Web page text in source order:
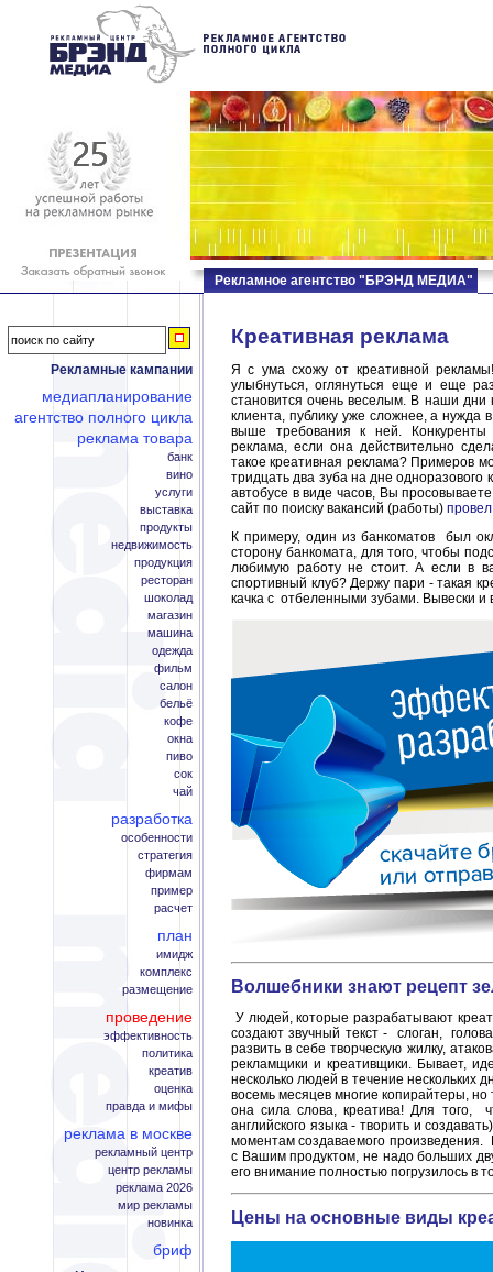
Рекламные кампании
медиапланирование
агентство полного цикла
реклама товара
банк
вино
услуги
выставка
продукты
недвижимость
продукция
ресторан
шоколад
магазин
машина
одежда
фильм
салон
бельё
кофе
окна
пиво
сок
чай
разработка
особенности
стратегия
фирмам
пример
расчет
план
имидж
комплекс
размещение
проведение
эффективность
политика
креатив
оценка
правда и мифы
реклама в москве
рекламный центр
центр рекламы
реклама 2026
мир рекламы
новинка
бриф
Рекламное агентство "БРЭНД МЕДИА"
Креативная реклама
Я с ума схожу от креативной
улыбнуться, оглянуться еще и еще
становится очень веселым. В наши дни
клиента, публику уже сложнее, а
выше требования к ней. Конкуренты
реклама, если она действительно
такое креативная реклама? Примеров
тридцать два зуба на дне одноразового
автобусе в виде часов, Вы
сайт по поиску вакансий (работы)
К примеру, один из банкоматов был
сторону банкомата, для того, чтобы
любимую работу не стоит. А если в
спортивный клуб? Держу пари - такая
качка с отбеленными зубами. Вывески и
Волшебники знают рецепт
У людей, которые разрабатывают
создают звучный текст - слоган,
развить в себе творческую жилку,
рекламщики и креативщики. Бывает,
несколько людей в течение нескольких
восемь месяцев многие копирайтеры,
она сила слова, креатива! Для того,
английского языка - творить и
моментам создаваемого произведения.
с Вашим продуктом, не надо больших
его внимание полностью погрузилось в
Цены на основные виды